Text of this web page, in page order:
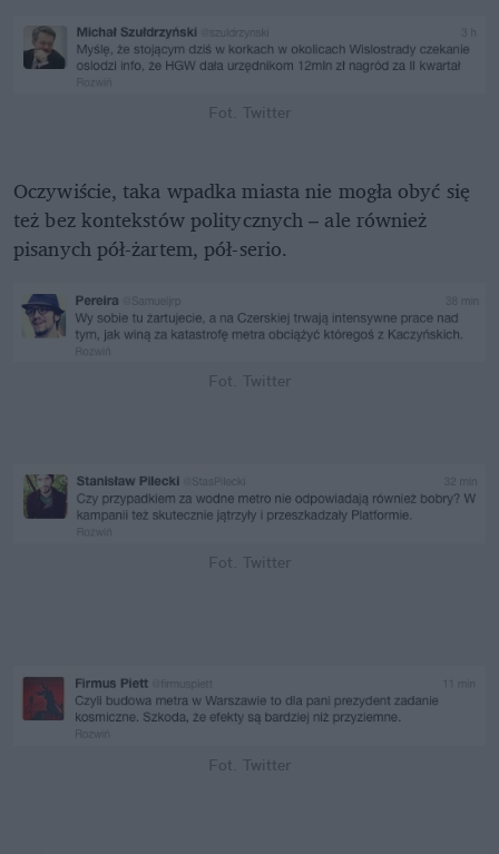
Fot. Twitter
Oczywiście, taka wpadka miasta nie mogła obyć się
też bez kontekstów politycznych – ale również
pisanych pół-żartem, pół-serio.
Fot. Twitter
Fot. Twitter
Fot. Twitter